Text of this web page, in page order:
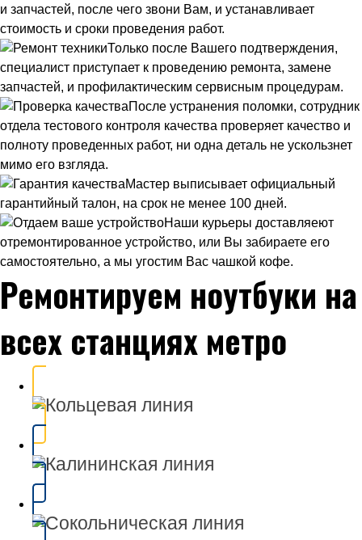
и запчастей, после чего звони Вам, и устанавливает
стоимость и сроки проведения работ.
Только после Вашего подтверждения,
специалист приступает к проведению ремонта, замене
запчастей, и профилактическим сервисным процедурам.
После устранения поломки, сотрудник
отдела тестового контроля качества проверяет качество и
полноту проведенных работ, ни одна деталь не ускользнет
мимо его взгляда.
Мастер выписывает официальный
гарантийный талон, на срок не менее 100 дней.
Наши курьеры доставляеют
отремонтированное устройство, или Вы забираете его
самостоятельно, а мы угостим Вас чашкой кофе.
Ремонтируем ноутбуки на
всех станциях метро